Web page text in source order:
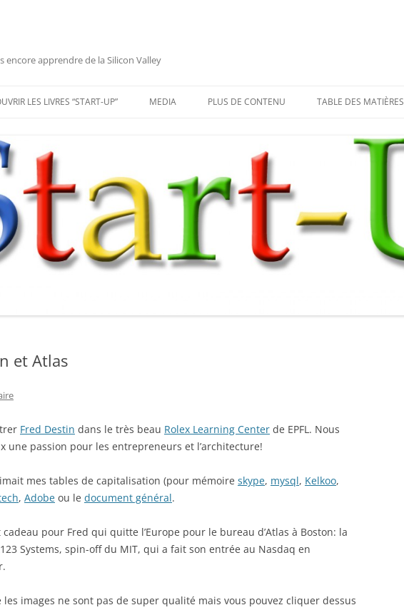
encore apprendre de la Silicon Valley
LES LIVRES “START-UP” MEDIA PLUS DE CONTENU TABLE DES MATIÈRES
et Atlas
Fred Destin dans le très beau Rolex Learning Center de EPFL. Nous
une passion pour les entrepreneurs et l’architecture!
mes tables de capitalisation (pour mémoire skype, mysql, Kelkoo,
, Adobe ou le document général.
pour Fred qui quitte l’Europe pour le bureau d’Atlas à Boston: la
Systems, spin-off du MIT, qui a fait son entrée au Nasdaq en
les images ne sont pas de super qualité mais vous pouvez cliquer dessus